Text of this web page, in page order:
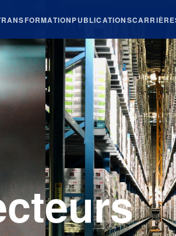
PUBLICATIONS